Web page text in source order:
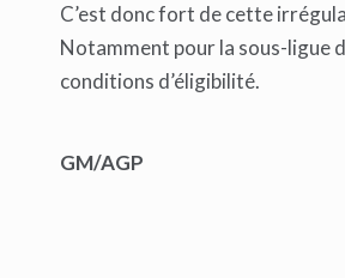
C’est donc fort de cette
Notamment pour la sous-ligue
conditions d’éligibilité.
GM/AGP